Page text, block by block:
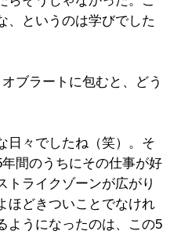
、というのは学びでした
ブラートに包むと、どう
日々でしたね（笑）。そ
間のうちにその仕事が好
トライクゾーンが広がり
ほどきついことでなけれ
ようになったのは、この5